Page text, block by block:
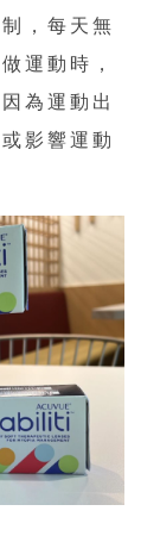
，每天無
運動時，
為運動出
影響運動